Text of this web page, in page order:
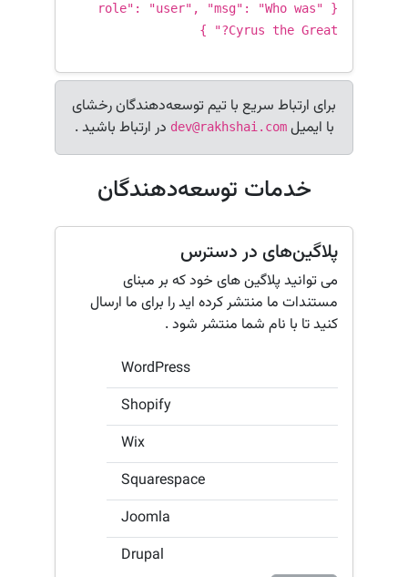
{ "role": "user", "msg": "Who was
Cyrus the Great?" }
برای ارتباط سریع با تیم توسعه‌دهندگان رخشای
با ایمیلdev@rakhshai.com در ارتباط باشید .
خدمات توسعه‌دهندگان
پلاگین‌های در دسترس
می توانید پلاگین های خود که بر مبنای
مستندات ما منتشر کرده اید را برای ما ارسال
کنید تا با نام شما منتشر شود .
WordPress
Shopify
Wix
Squarespace
Joomla
Drupal